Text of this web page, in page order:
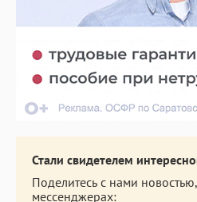
Стали свидетелем
Поделитесь с нами
мессенджерах: